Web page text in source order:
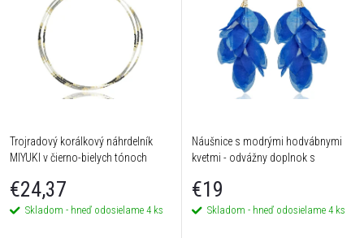
Trojradový korálkový náhrdelník
MIYUKI v čierno-bielych tónoch
€24,37
Skladom - hneď odosielame 4 ks
Náušnice s modrými hodvábnymi
kvetmi - odvážny doplnok s
€19
Skladom - hneď odosielame 4 ks